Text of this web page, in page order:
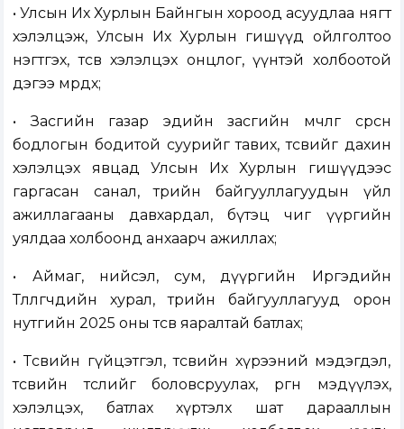
• Улсын Их Хурлын Байнгын хороод асуудлаа нягт
хэлэлцэж, Улсын Их Хурлын гишүүд ойлголтоо
нэгтгэх, төсөв хэлэлцэх онцлог, үүнтэй холбоотой
дэгээ мөрдөх;
• Засгийн газар эдийн засгийн мөчлөг сөрсөн
бодлогын бодитой суурийг тавих, төсвийг дахин
хэлэлцэх явцад Улсын Их Хурлын гишүүдээс
гаргасан санал, төрийн байгууллагуудын үйл
ажиллагааны давхардал, бүтэц чиг үүргийн
уялдаа холбоонд анхаарч ажиллах;
• Аймаг, нийсэл, сум, дүүргийн Иргэдийн
Төлөөлөгчдийн хурал, төрийн байгууллагууд орон
нутгийн 2025 оны төсвөө яаралтай батлах;
• Төсвийн гүйцэтгэл, төсвийн хүрээний мэдэгдэл,
төсвийн төслийг боловсруулах, өргөн мэдүүлэх,
хэлэлцэх, батлах хүртэлх шат дарааллын